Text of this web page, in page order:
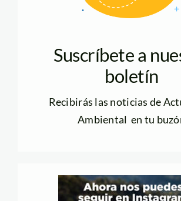
Suscríbete a
boletín
Recibirás las noticias de
Ambiental en tu